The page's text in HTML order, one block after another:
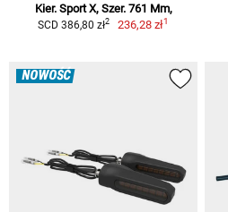
Kier. Sport X, Szer. 761 Mm,
SCD 386,80 zł2 236,28 zł1
NOWOŚĆ